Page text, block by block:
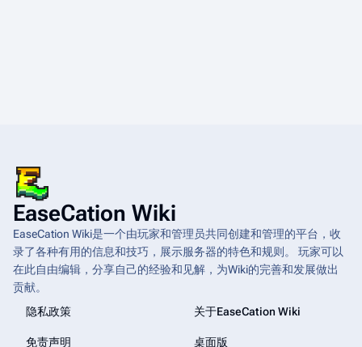
EaseCation Wiki
EaseCation Wiki是一个由玩家和管理员共同创建和管理的平台，收
录了各种有用的信息和技巧，展示服务器的特色和规则。 玩家可以
在此自由编辑，分享自己的经验和见解，为Wiki的完善和发展做出
贡献。
隐私政策
关于EaseCation Wiki
免责声明 桌面版